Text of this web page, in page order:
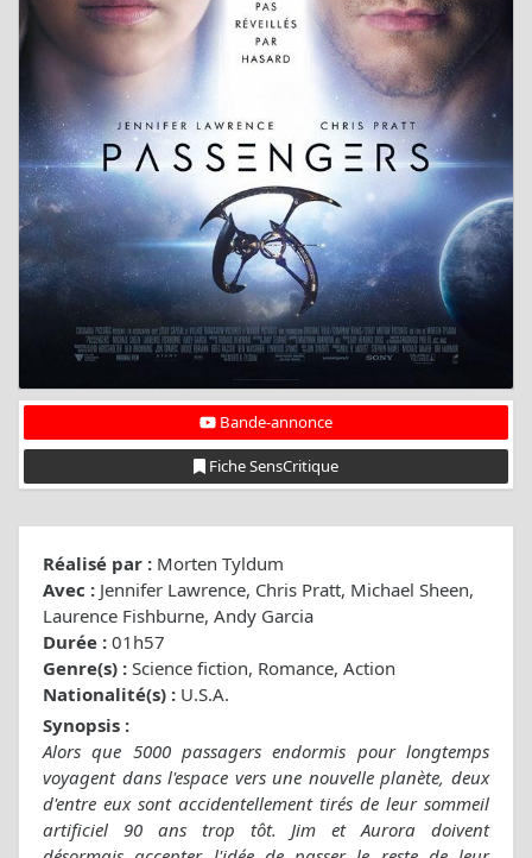
Bande-annonce
Fiche SensCritique
Réalisé par : Morten Tyldum
Avec : Jennifer Lawrence, Chris Pratt, Michael Sheen,
Laurence Fishburne, Andy Garcia
Durée : 01h57
Genre(s) : Science fiction, Romance, Action
Nationalité(s) : U.S.A.
Synopsis :
Alors que 5000 passagers endormis pour longtemps
voyagent dans l'espace vers une nouvelle planète, deux
d'entre eux sont accidentellement tirés de leur sommeil
artificiel 90 ans trop tôt. Jim et Aurora doivent